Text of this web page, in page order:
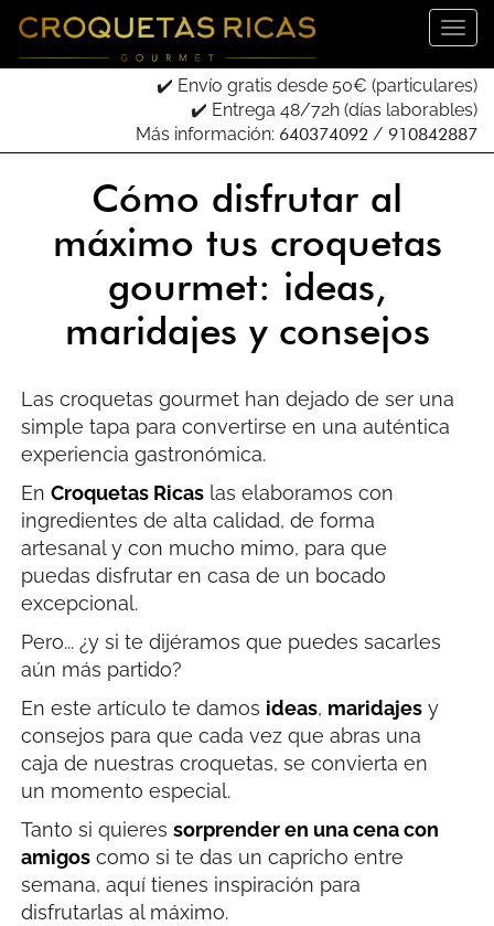
✔️ Envío gratis desde 50€ (particulares)
✔️ Entrega 48/72h (días laborables)
Más información: 640374092 / 910842887
Cómo disfrutar al
máximo tus croquetas
gourmet: ideas,
maridajes y consejos
Las croquetas gourmet han dejado de ser una
simple tapa para convertirse en una auténtica
experiencia gastronómica.
EnCroquetas Ricas las elaboramos con
ingredientes de alta calidad, de forma
artesanal y con mucho mimo, para que
puedas disfrutar en casa de un bocado
excepcional.
Pero... ¿y si te dijéramos que puedes sacarles
aún más partido?
En este artículo te damos ideas, maridajes y
consejos para que cada vez que abras una
caja de nuestras croquetas, se convierta en
un momento especial.
Tanto si quieressorprender en una cena con
amigos como si te das un capricho entre
semana, aquí tienes inspiración para
disfrutarlas al máximo.